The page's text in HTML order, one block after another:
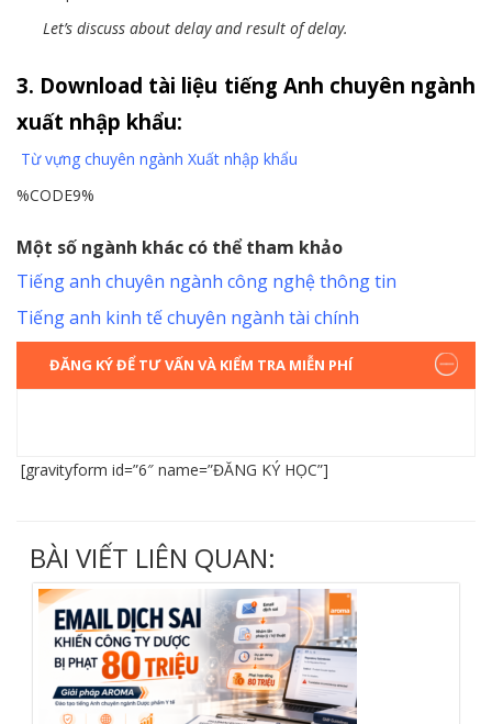
Let’s discuss about delay and result of delay.
3. Download tài liệu tiếng Anh chuyên ngành
xuất nhập khẩu:
Từ vựng chuyên ngành Xuất nhập khẩu
%CODE9%
Một số ngành khác có thể tham khảo
Tiếng anh chuyên ngành công nghệ thông tin
Tiếng anh kinh tế chuyên ngành tài chính
ĐĂNG KÝ ĐỂ TƯ VẤN VÀ KIỂM TRA MIỄN PHÍ
[gravityform id=”6″ name=”ĐĂNG KÝ HỌC”]
BÀI VIẾT LIÊN QUAN: